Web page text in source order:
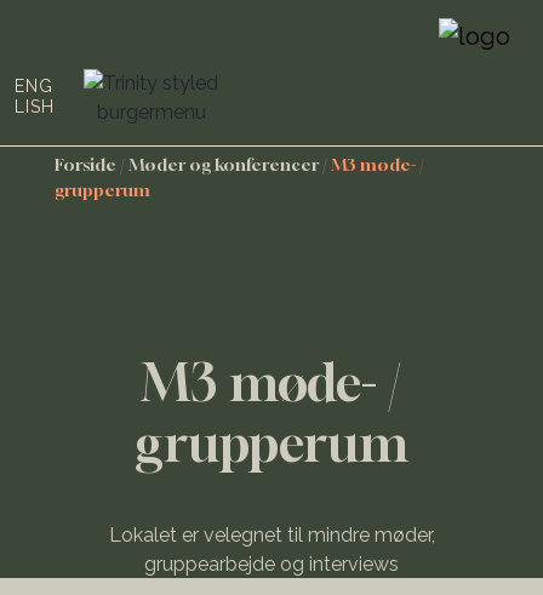
ENG
LISH
Forside / Møder og konferencer/M3 møde- /
grupperum
M3 møde- /
grupperum
Lokalet er velegnet til mindre møder,
gruppearbejde og interviews